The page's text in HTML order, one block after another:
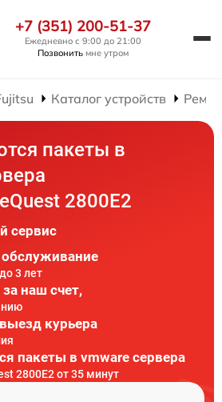
+7 (351) 200-51-37
Ежедневно с 9:00 до 21:00
Позвонить мне утром
Каталог устройств
пакеты в
2800E2
сервис
обслуживание
3 лет
наш счет,
курьера
пакеты в vmware сервера
2800E2 от 35 минут